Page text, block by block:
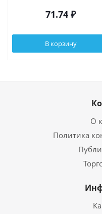
71.74 ₽
В корзину
О
Политика